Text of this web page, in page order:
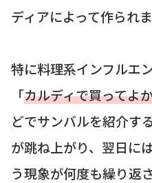
ディアによって作られま
特に料理系インフルエ
「カルディで買ってよ
どでサンバルを紹介す
が跳ね上がり、翌日に
う現象が何度も繰り返